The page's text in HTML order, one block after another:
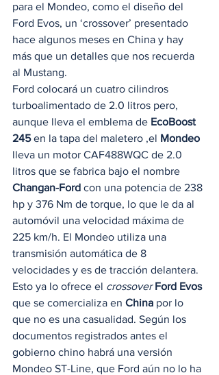
para el Mondeo, como el diseño del
Ford Evos, un ‘crossover’ presentado
hace algunos meses en China y hay
más que un detalles que nos recuerda
al Mustang.
Ford colocará un cuatro cilindros
turboalimentado de 2.0 litros pero,
aunque lleva el emblema de EcoBoost
245 en la tapa del maletero ,el Mondeo
lleva un motor CAF488WQC de 2.0
litros que se fabrica bajo el nombre
Changan-Ford con una potencia de 238
hp y 376 Nm de torque, lo que le da al
automóvil una velocidad máxima de
225 km/h. El Mondeo utiliza una
transmisión automática de 8
velocidades y es de tracción delantera.
Esto ya lo ofrece el crossover Ford Evos
que se comercializa en China por lo
que no es una casualidad. Según los
documentos registrados antes el
gobierno chino habrá una versión
Mondeo ST-Line, que Ford aún no lo ha